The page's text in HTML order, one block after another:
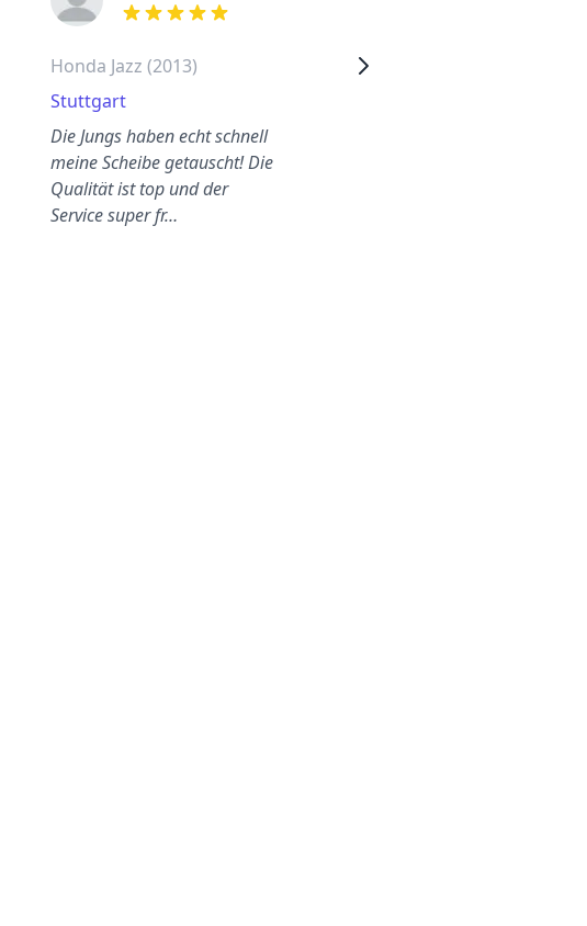
out of 5 stars
Honda Jazz (2013)
Stuttgart
Die Jungs haben echt schnell
meine Scheibe getauscht! Die
Qualität ist top und der
Service super fr…
Honda Jazz (2010)